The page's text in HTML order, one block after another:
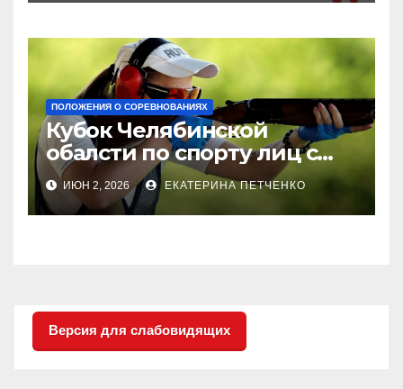
ПОЛОЖЕНИЯ О СОРЕВНОВАНИЯХ
Кубок Челябинской
обалсти по спорту лиц с
поражением опорно-
двигательного аппрата
(стендовая стрельба —
ИЮН 2, 2026 ЕКАТЕРИНА ПЕТЧЕНКО
Версия для слабовидящих